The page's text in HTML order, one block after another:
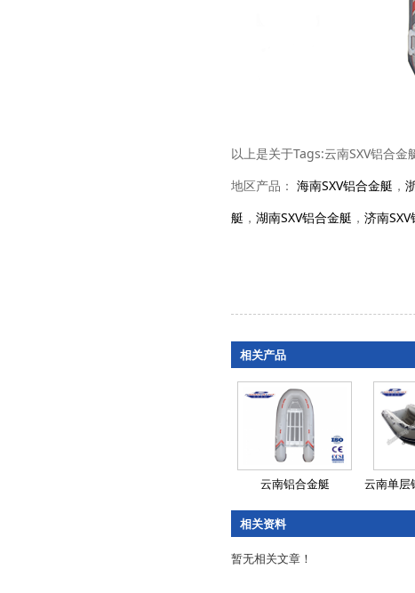
以上是关于Tags:云南SXV铝合
地区产品： 海南SXV铝合金艇 ，
艇 ， 湖南SXV铝合金艇 ， 济南
相关产品
云南铝合金艇 云南单层
相关资料
暂无相关文章！